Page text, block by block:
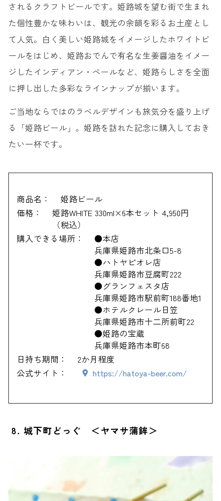
されるクラフトビールです。姫路城を望む街で生まれ
た個性豊かな味わいは、観光の余韻を彩るお土産とし
て人気。白く美しい姫路城をイメージしたホワイトビ
ールをはじめ、姫路おでんで有名な生姜醤油をイメー
ジしたインディアン・ペールなど、姫路らしさを全面
に押し出した多彩なラインナップが揃います。
ご当地ならではのラベルデザインも旅気分を盛り上げ
る「姫路ビール」。姫路を訪れた記念に購入しておき
たい一杯です。
商品名：
姫路ビール
価格：
姫路WHITE 330ml×6本セット 4,950円
（税込）
購入できる場所：
●本店
兵庫県姫路市北条口5-8
●ハトヤピオレ店
兵庫県姫路市豆腐町222
●グランフェスタ店
兵庫県姫路市駅前町188番地1
●ホテルクレール日笠
兵庫県姫路市十二所前町22
●姫路の宝蔵
兵庫県姫路市本町68
日持ち期間：
2か月程度
公式サイト：
https://hatoya-beer.com/
8. 城下町どっぐ ＜ヤマサ蒲鉾＞